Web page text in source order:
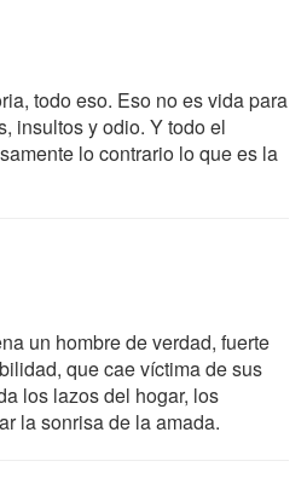
todo eso. Eso no es vida para
insultos y odio. Y todo el
lo contrario lo que es la
un hombre de verdad, fuerte
que cae víctima de sus
los lazos del hogar, los
la sonrisa de la amada.